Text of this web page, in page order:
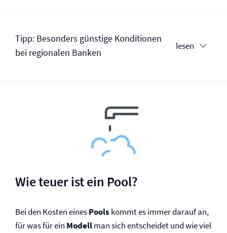
Tipp: Besonders günstige Konditionen
bei regionalen Banken
lesen
Wie teuer ist ein Pool?
Bei den Kosten einesPools kommt es immer darauf an,
für was für ein Modellman sich entscheidet und wie viel